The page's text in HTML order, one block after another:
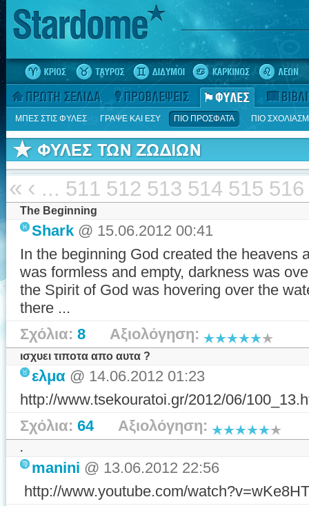
ΜΠΕΣ ΣΤΙΣ ΦΥΛΕΣ ΓΡΑΨΕ ΚΑΙ ΕΣΥ ΠΙΟ ΠΡΟΣΦΑΤΑ ΠΙΟ
« ‹ ... 511 512 513 514 515 516
The Beginning
Shark @ 15.06.2012 00:41
In the beginning God created the heavens
was formless and empty, darkness was
the Spirit of God was hovering over the
there ...
Σχόλια: 8 Αξιολόγηση:
ισχυει τιποτα απο αυτα ?
ελμα @ 14.06.2012 01:23
http://www.tsekouratoi.gr/2012/06/
Σχόλια: 64Αξιολόγηση:
.
manini @ 13.06.2012 22:56
http://www.youtube.com/